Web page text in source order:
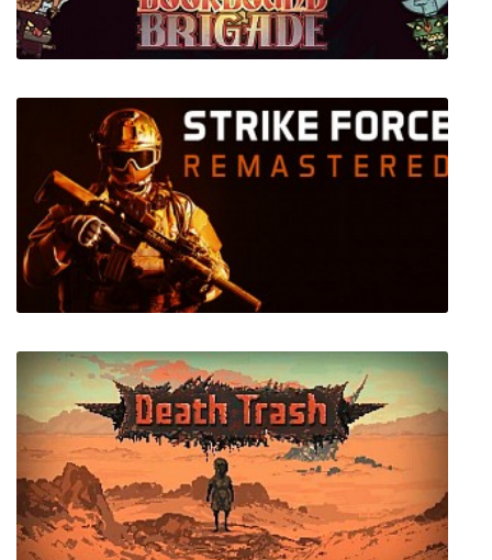
Bookbound Brigade
Strike Force Remastered